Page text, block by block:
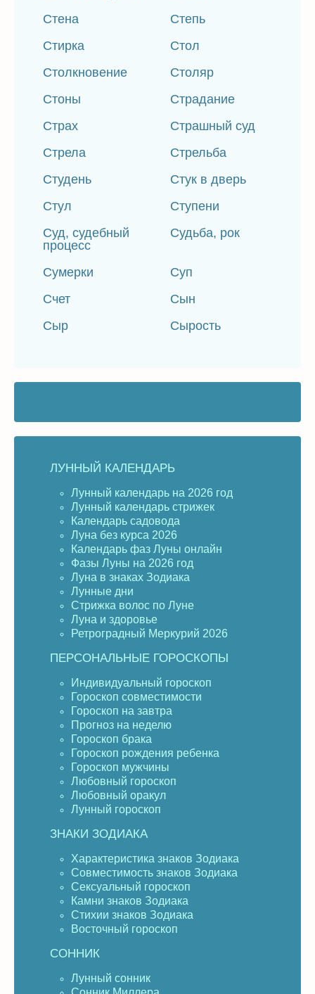
Стена
Степь
Стирка
Стол
Столкновение
Столяр
Стоны
Страдание
Страх
Страшный суд
Стрела
Стрельба
Студень
Стук в дверь
Стул
Ступени
Суд, судебный
процесс
Судьба, рок
Сумерки
Суп
Счет
Сын
Сыр
Сырость
ЛУННЫЙ КАЛЕНДАРЬ
Лунный календарь на 2026 год
Лунный календарь стрижек
Календарь садовода
Луна без курса 2026
Календарь фаз Луны онлайн
Фазы Луны на 2026 год
Луна в знаках Зодиака
Лунные дни
Стрижка волос по Луне
Луна и здоровье
Ретроградный Меркурий 2026
ПЕРСОНАЛЬНЫЕ ГОРОСКОПЫ
Индивидуальный гороскоп
Гороскоп совместимости
Гороскоп на завтра
Прогноз на неделю
Гороскоп брака
Гороскоп рождения ребенка
Гороскоп мужчины
Любовный гороскоп
Любовный оракул
Лунный гороскоп
ЗНАКИ ЗОДИАКА
Характеристика знаков Зодиака
Совместимость знаков Зодиака
Сексуальный гороскоп
Камни знаков Зодиака
Стихии знаков Зодиака
Восточный гороскоп
СОННИК
Лунный сонник